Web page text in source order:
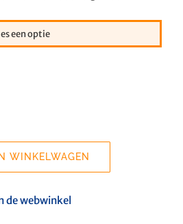
WINKELWAGEN
de webwinkel